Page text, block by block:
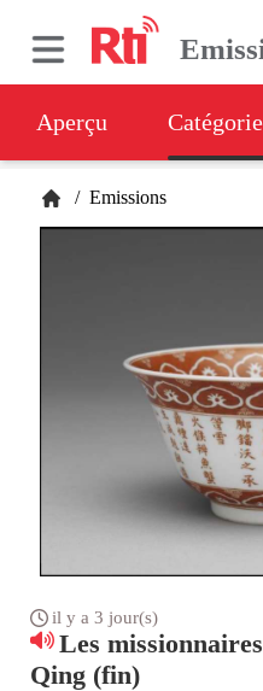
Aperçu Catégorie
/ Emissions
il y a 3 jour(s)
Les
Qing (fin)